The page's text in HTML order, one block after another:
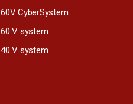
60V CyberSystem
60 V system
40 V system